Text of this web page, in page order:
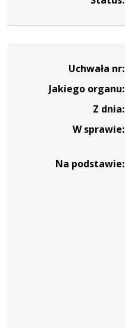
140/2023-
Uchwała nr:
Jakiego organu:
Z dnia:
W sprawie:
Na podstawie: